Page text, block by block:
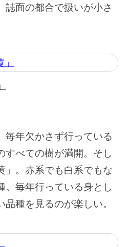
誌面の都合で扱いが小さ
毎年欠かさず行っている
すべての樹が満開。そし
」。赤系でも白系でもな
。毎年行っている身とし
種を見るのが楽しい。